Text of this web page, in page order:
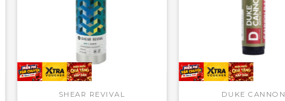
SHEAR REVIVAL DUKE CANNON